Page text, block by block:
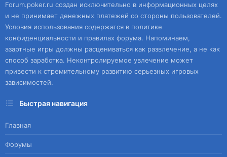
Forum.poker.ru создан исключительно в информационных целях
и не принимает денежных платежей со стороны пользователей.
Условия использования содержатся в политике
конфиденциальности и правилах форума. Напоминаем,
азартные игры должны расцениваться как развлечение, а не как
способ заработка. Неконтролируемое увлечение может
привести к стремительному развитию серьезных игровых
зависимостей.
Быстрая навигация
Главная
Форумы